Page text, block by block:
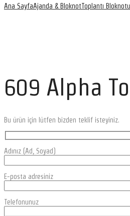
Ana SayfaAjanda & BloknotToplantı Bloknotu
609 Alpha
Bu ürün için lütfen bizden teklif isteyiniz.
Adınız (Ad, Soyad)
E-posta adresiniz
Telefonunuz